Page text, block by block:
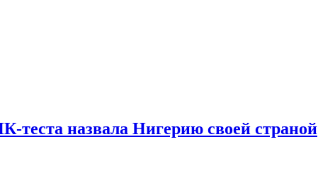
теста назвала Нигерию своей страной